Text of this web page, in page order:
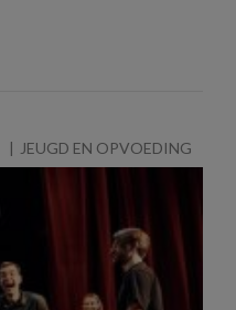
JEUGD EN OPVOEDING